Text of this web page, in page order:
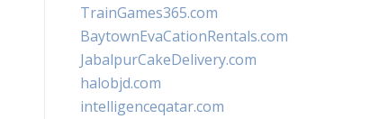
TrainGames365.com
BaytownEvaCationRentals.com
JabalpurCakeDelivery.com
halobjd.com
intelligenceqatar.com